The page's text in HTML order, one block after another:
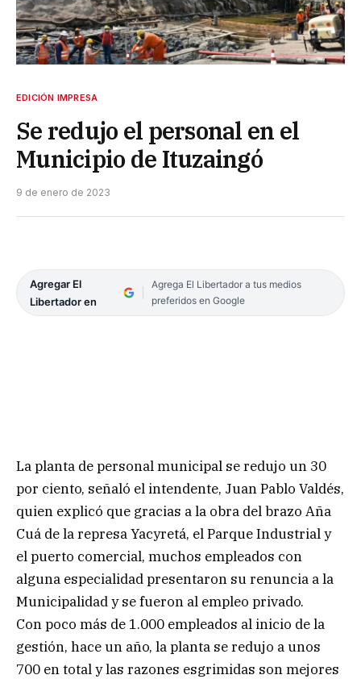
EDICIÓN IMPRESA
Se redujo el personal en el
Municipio de Ituzaingó
9 de enero de 2023
Agregar El
Libertador en
Agrega El Libertador a tus medios
preferidos en Google
La planta de personal municipal se redujo un 30
por ciento, señaló el intendente, Juan Pablo Valdés,
quien explicó que gracias a la obra del brazo Aña
Cuá de la represa Yacyretá, el Parque Industrial y
el puerto comercial, muchos empleados con
alguna especialidad presentaron su renuncia a la
Municipalidad y se fueron al empleo privado.
Con poco más de 1.000 empleados al inicio de la
gestión, hace un año, la planta se redujo a unos
700 en total y las razones esgrimidas son mejores